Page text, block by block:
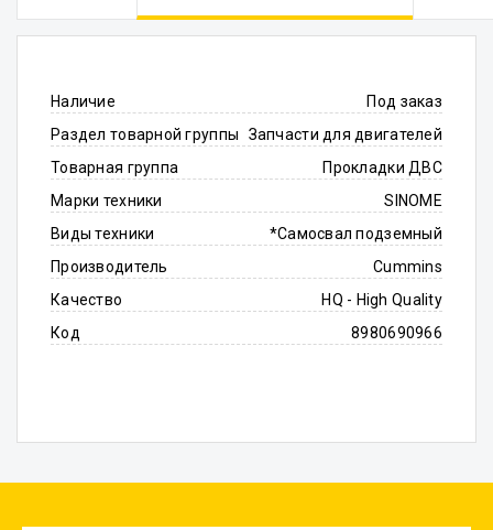
Наличие
Под заказ
Раздел товарной группы
Запчасти для двигателей
Товарная группа
Прокладки ДВС
Марки техники
SINOME
Виды техники
*Самосвал подземный
Производитель
Cummins
Качество
HQ - High Quality
Код
8980690966